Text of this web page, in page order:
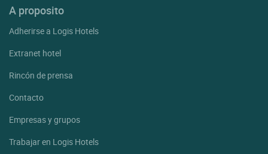
A proposito
Adherirse a Logis Hotels
Extranet hotel
Rincón de prensa
Contacto
Empresas y grupos
Trabajar en Logis Hotels